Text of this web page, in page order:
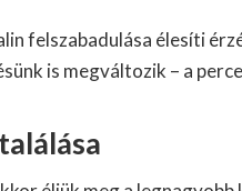
felszabadulása élesíti
is megváltozik – a